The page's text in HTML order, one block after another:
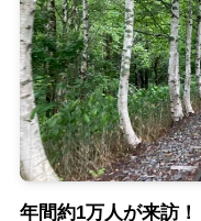
年間約1万人が来訪